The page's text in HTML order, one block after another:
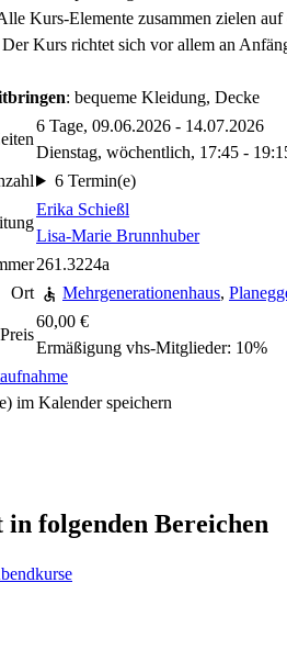
Kurs-Elemente zusammen zielen
Der Kurs richtet sich vor allem an
: bequeme Kleidung, Decke
6 Tage, 09.06.2026 - 14.07.2026
Dienstag, wöchentlich, 17:45 -
6 Termin(e)
Erika Schießl
Lisa-Marie Brunnhuber
261.3224a
Ort
Mehrgenerationenhaus,
Preis
60,00 €
Ermäßigung vhs-Mitglieder: 10%
im Kalender speichern
in folgenden Bereichen